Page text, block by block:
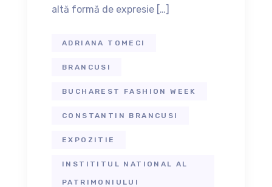
altă formă de expresie […]
ADRIANA TOMECI
BRANCUSI
BUCHAREST FASHION WEEK
CONSTANTIN BRANCUSI
EXPOZITIE
INSTITITUL NATIONAL AL
PATRIMONIULUI